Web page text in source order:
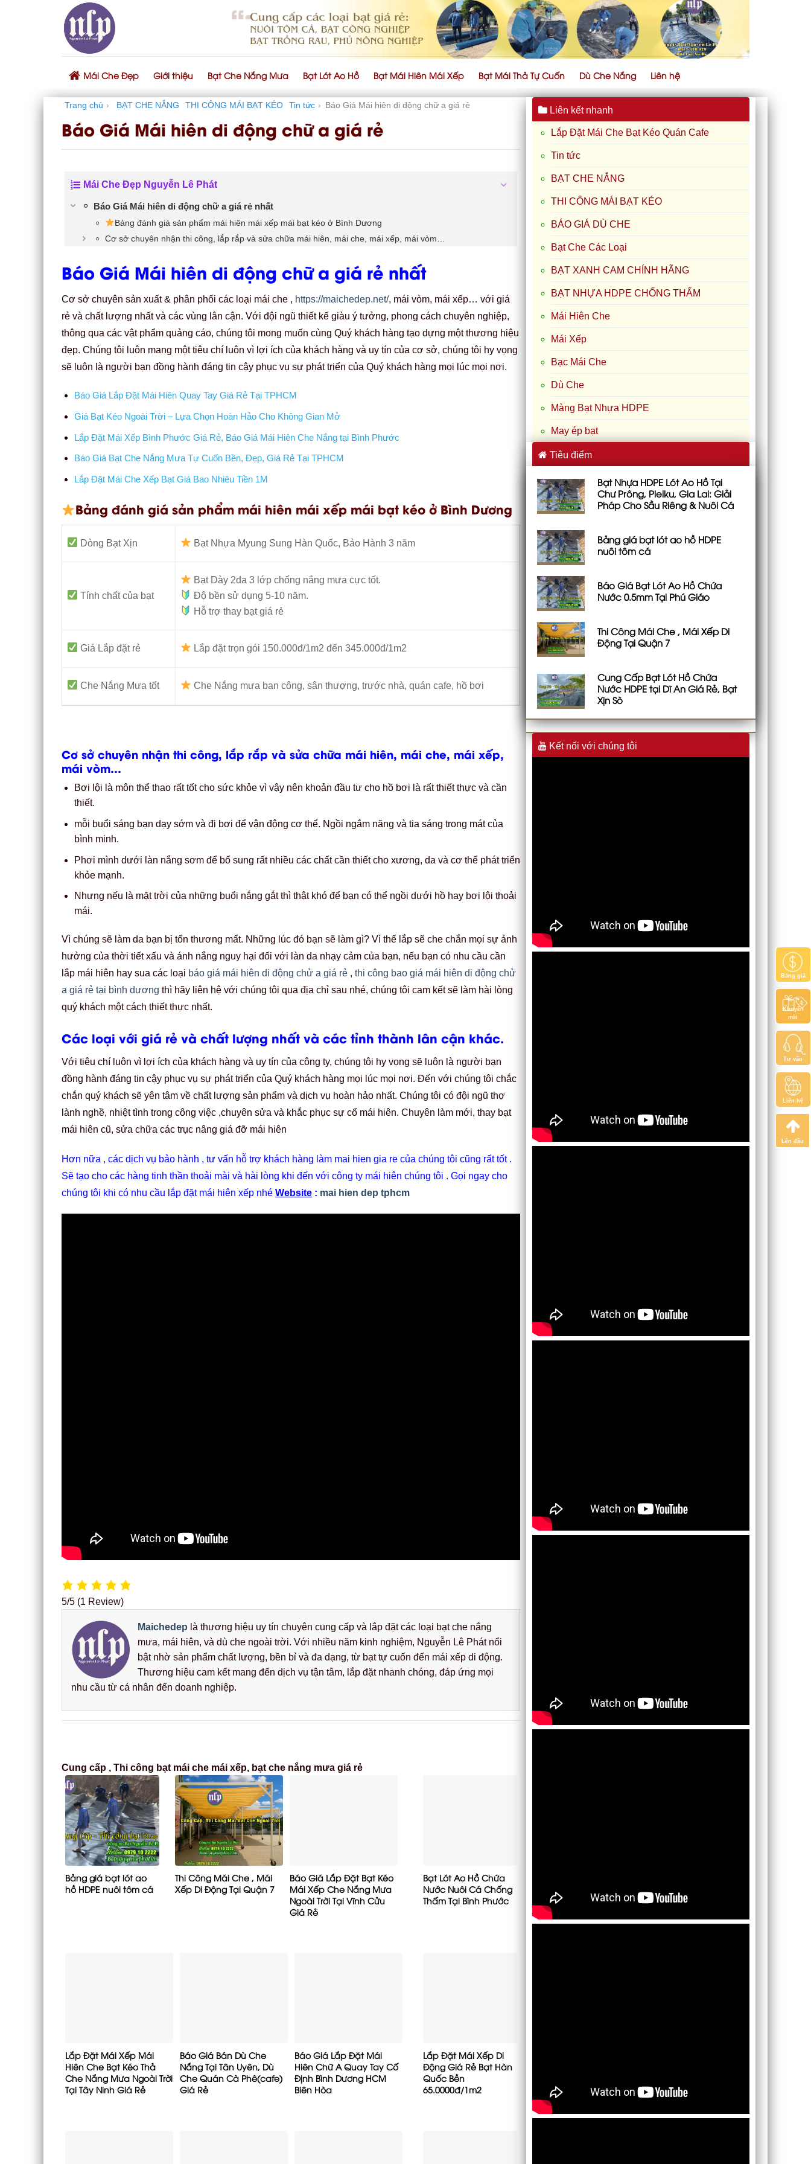
Mái Che Đẹp Giới thiệu Bạt Che Nắng Mưa Bạt Lót Ao Hồ Bạt Mái Hiên Mái Xếp Bạt Mái Thả Tự Cuốn Dù Che Nắng Liên hệ
Trang chủ › BẠT CHE NẮNG THI CÔNG MÁI BẠT KÉO Tin tức › Báo Giá Mái hiên di động chữ a giá rẻ
Báo Giá Mái hiên di động chữ a giá rẻ
Mái Che Đẹp Nguyễn Lê Phát
Báo Giá Mái hiên di động chữ a giá rẻ nhất
Bảng đánh giá sản phẩm mái hiên mái xếp mái bạt kéo ở Bình Dương
Cơ sở chuyên nhận thi công, lắp rắp và sửa chữa mái hiên, mái che, mái xếp, mái vòm…
Báo Giá Mái hiên di động chữ a giá rẻ nhất
Cơ sở chuyên sản xuất & phân phối các loại mái che , https://maichedep.net/, mái vòm, mái xếp… với giá
rẻ và chất lượng nhất và các vùng lân cận. Với đội ngũ thiết kế giàu ý tưởng, phong cách chuyên nghiệp,
thông qua các vật phẩm quảng cáo, chúng tôi mong muốn cùng Quý khách hàng tạo dựng một thương hiệu
đẹp. Chúng tôi luôn mang một tiêu chí luôn vì lợi ích của khách hàng và uy tín của cơ sở, chúng tôi hy vọng
sẽ luôn là người bạn đồng hành đáng tin cậy phục vụ sự phát triển của Quý khách hàng mọi lúc mọi nơi.
Báo Giá Lắp Đặt Mái Hiên Quay Tay Giá Rẻ Tại TPHCM
Giá Bạt Kéo Ngoài Trời – Lựa Chọn Hoàn Hảo Cho Không Gian Mở
Lắp Đặt Mái Xếp Bình Phước Giá Rẻ, Báo Giá Mái Hiên Che Nắng tại Bình Phước
Báo Giá Bạt Che Nắng Mưa Tự Cuốn Bền, Đẹp, Giá Rẻ Tại TPHCM
Lắp Đặt Mái Che Xếp Bạt Giá Bao Nhiêu Tiền 1M
Bảng đánh giá sản phẩm mái hiên mái xếp mái bạt kéo ở Bình Dương
Dòng Bạt Xịn Bạt Nhựa Myung Sung Hàn Quốc, Bảo Hành 3 năm
Tính chất của bạt
Bạt Dày 2da 3 lớp chống nắng mưa cực tốt.
Độ bền sử dụng 5-10 năm.
Hỗ trợ thay bạt giá rẻ
Giá Lắp đặt rẻ Lắp đặt trọn gói 150.000đ/1m2 đến 345.000đ/1m2
Che Nắng Mưa tốt Che Nắng mưa ban công, sân thượng, trước nhà, quán cafe, hồ bơi
Cơ sở chuyên nhận thi công, lắp rắp và sửa chữa mái hiên, mái che, mái xếp,
mái vòm…
Bơi lội là môn thể thao rất tốt cho sức khỏe vì vậy nên khoản đầu tư cho hồ bơi là rất thiết thực và cần
thiết.
mỗi buổi sáng bạn dạy sớm và đi bơi để vận động cơ thể. Ngồi ngắm năng và tia sáng trong mát của
bình minh.
Phơi mình dưới làn nắng sơm để bổ sung rất nhiều các chất cần thiết cho xương, da và cơ thể phát triển
khỏe mạnh.
Nhưng nếu là mặt trời của những buổi nắng gắt thì thật khó để bạn có thể ngồi dưới hồ hay bơi lội thoải
mái.
Vì chúng sẽ làm da bạn bị tổn thương mất. Những lúc đó bạn sẽ làm gì? Vì thế lắp sẽ che chắn mọi sự ảnh
hưởng của thời tiết xấu và ánh nắng nguy hại đối với làn da nhạy cảm của bạn, nếu bạn có nhu cầu cần
lắp mái hiên hay sua các loại báo giá mái hiên di động chử a giá rẻ , thi công bao giá mái hiên di động chử
a giá rẻ tại bình dương thì hãy liên hệ với chúng tôi qua địa chỉ sau nhé, chúng tôi cam kết sẽ làm hài lòng
quý khách một cách thiết thực nhất.
Các loại với giá rẻ và chất lượng nhất và các tỉnh thành lân cận khác.
Với tiêu chí luôn vì lợi ích của khách hàng và uy tín của công ty, chúng tôi hy vọng sẽ luôn là người bạn
đồng hành đáng tin cậy phục vụ sự phát triển của Quý khách hàng mọi lúc mọi nơi. Đến với chúng tôi chắc
chắn quý khách sẽ yên tâm về chất lượng sản phẩm và dịch vụ hoàn hảo nhất. Chúng tôi có đội ngũ thợ
lành nghề, nhiệt tình trong công việc ,chuyên sửa và khắc phục sự cố mái hiên. Chuyên làm mới, thay bạt
mái hiên cũ, sửa chữa các trục nâng giá đỡ mái hiên
Hơn nữa , các dịch vụ bảo hành , tư vấn hỗ trợ khách hàng làm mai hien gia re của chúng tôi cũng rất tốt .
Sẽ tạo cho các hàng tinh thần thoải mài và hài lòng khi đến với công ty mái hiên chúng tôi . Gọi ngay cho
chúng tôi khi có nhu cầu lắp đặt mái hiên xếp nhé Website : mai hien dep tphcm
5/5 (1 Review)
Maichedep là thương hiệu uy tín chuyên cung cấp và lắp đặt các loại bạt che nắng
mưa, mái hiên, và dù che ngoài trời. Với nhiều năm kinh nghiệm, Nguyễn Lê Phát nổi
bật nhờ sản phẩm chất lượng, bền bỉ và đa dạng, từ bạt tự cuốn đến mái xếp di động.
Thương hiệu cam kết mang đến dịch vụ tận tâm, lắp đặt nhanh chóng, đáp ứng mọi
nhu cầu từ cá nhân đến doanh nghiệp.
Cung cấp , Thi công bạt mái che mái xếp, bạt che nắng mưa giá rẻ
Bảng giá bạt lót ao
hồ HDPE nuôi tôm cá
Thi Công Mái Che , Mái
Xếp Di Động Tại Quận 7
Báo Giá Lắp Đặt Bạt Kéo
Mái Xếp Che Nắng Mưa
Ngoài Trời Tại Vĩnh Cửu
Giá Rẻ
Bạt Lót Ao Hồ Chứa
Nước Nuôi Cá Chống
Thấm Tại Bình Phước
Lắp Đặt Mái Xếp Mái
Hiên Che Bạt Kéo Thả
Che Nắng Mưa Ngoài Trời
Tại Tây Ninh Giá Rẻ
Báo Giá Bán Dù Che
Nắng Tại Tân Uyên, Dù
Che Quán Cà Phê(cafe)
Giá Rẻ
Báo Giá Lắp Đặt Mái
Hiên Chữ A Quay Tay Cố
Định Bình Dương HCM
Biên Hòa
Lắp Đặt Mái Xếp Di
Động Giá Rẻ Bạt Hàn
Quốc Bền
65.0000đ/1m2
Liên kết nhanh
Lắp Đặt Mái Che Bạt Kéo Quán Cafe
Tin tức
BẠT CHE NẮNG
THI CÔNG MÁI BẠT KÉO
BÁO GIÁ DÙ CHE
Bạt Che Các Loại
BẠT XANH CAM CHÍNH HÃNG
BẠT NHỰA HDPE CHỐNG THẤM
Mái Hiên Che
Mái Xếp
Bạc Mái Che
Dù Che
Màng Bạt Nhựa HDPE
May ép bạt
Tiêu điểm
Bạt Nhựa HDPE Lót Ao Hồ Tại
Chư Prông, Pleiku, Gia Lai: Giải
Pháp Cho Sầu Riêng & Nuôi Cá
Bảng giá bạt lót ao hồ HDPE
nuôi tôm cá
Báo Giá Bạt Lót Ao Hồ Chứa
Nước 0.5mm Tại Phú Giáo
Thi Công Mái Che , Mái Xếp Di
Động Tại Quận 7
Cung Cấp Bạt Lót Hồ Chứa
Nước HDPE tại Dĩ An Giá Rẻ, Bạt
Xịn Sò
Kết nối với chúng tôi
Bảng giá
Khuyến
mãi
Tư vấn
Liên hệ
Lên đầu